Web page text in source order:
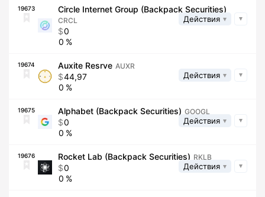
19673 Circle Internet Group (Backpack Securities)
CRCL
0
0
Действия
19674 Auxite Resrve AUXR
44,97
0
Действия
19675 Alphabet (Backpack Securities) GOOGL
0
0
Действия
19676 Rocket Lab (Backpack Securities) RKLB
0
0
Действия